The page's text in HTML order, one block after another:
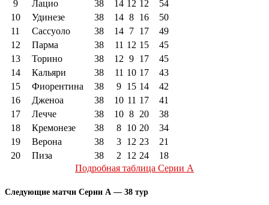
9
Лацио 38 14 12 12
54
10
Удинезе 38 14 8 16
50
11
Сассуоло 38 14 7 17
49
12
Парма 38 11 12 15
45
13
Торино 38 12 9 17
45
14
Кальяри 38 11 10 17
43
15
Фиорентина 38 9 15 14
42
16
Дженоа 38 10 11 17
41
17
Лечче 38 10 8 20
38
18
Кремонезе 38 8 10 20
34
19
Верона 38 3 12 23
21
20
Пиза 38 2 12 24
18
Подробная таблица Серии А
Следующие матчи Серии А — 38 тур